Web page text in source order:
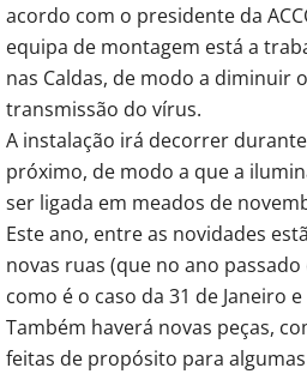
acordo com o presidente da
equipa de montagem está a
nas Caldas, de modo a diminuir
transmissão do vírus.
A instalação irá decorrer
próximo, de modo a que a
ser ligada em meados de
Este ano, entre as novidades
novas ruas (que no ano
como é o caso da 31 de Janeiro
Também haverá novas peças,
feitas de propósito para